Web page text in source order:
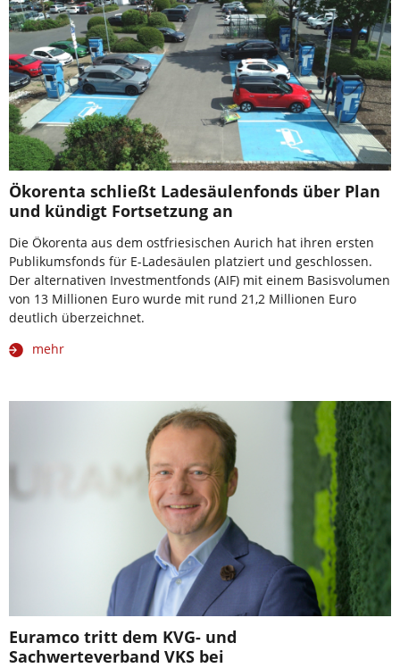
Ökorenta schließt Ladesäulenfonds über Plan
und kündigt Fortsetzung an
Die Ökorenta aus dem ostfriesischen Aurich hat ihren ersten
Publikumsfonds für E-Ladesäulen platziert und geschlossen.
Der alternativen Investmentfonds (AIF) mit einem Basisvolumen
von 13 Millionen Euro wurde mit rund 21,2 Millionen Euro
deutlich überzeichnet.
mehr
Euramco tritt dem KVG- und
Sachwerteverband VKS bei